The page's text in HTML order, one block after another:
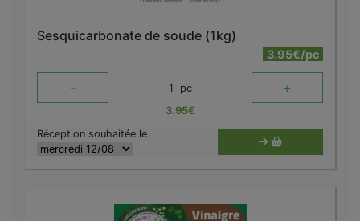
Sesquicarbonate de soude (1kg)
3.95€/pc
- 1 pc +
3.95€
Réception souhaitée le